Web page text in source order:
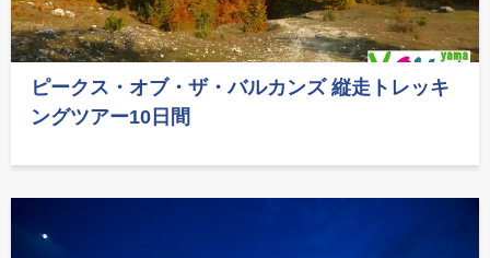
ピークス・オブ・ザ・バルカンズ 縦走トレッキ
ングツアー10日間